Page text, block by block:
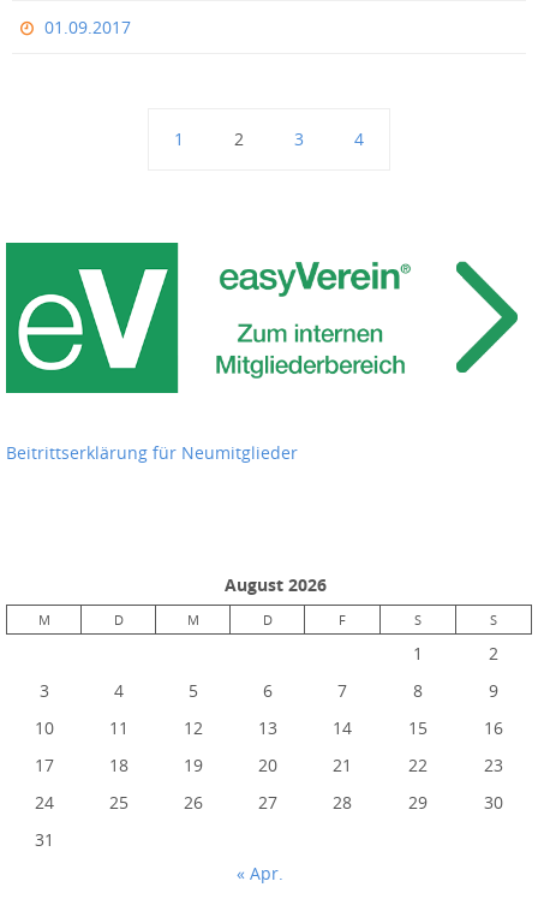
01.09.2017
1 2 3 4
Beitrittserklärung für Neumitglieder
August 2026
M D M D F S S
1
2
3
4 5 6 7 8
9
10
11 12 13 14 15
16
17
18 19 20 21 22
23
24
25 26 27 28 29
30
31
« Apr.